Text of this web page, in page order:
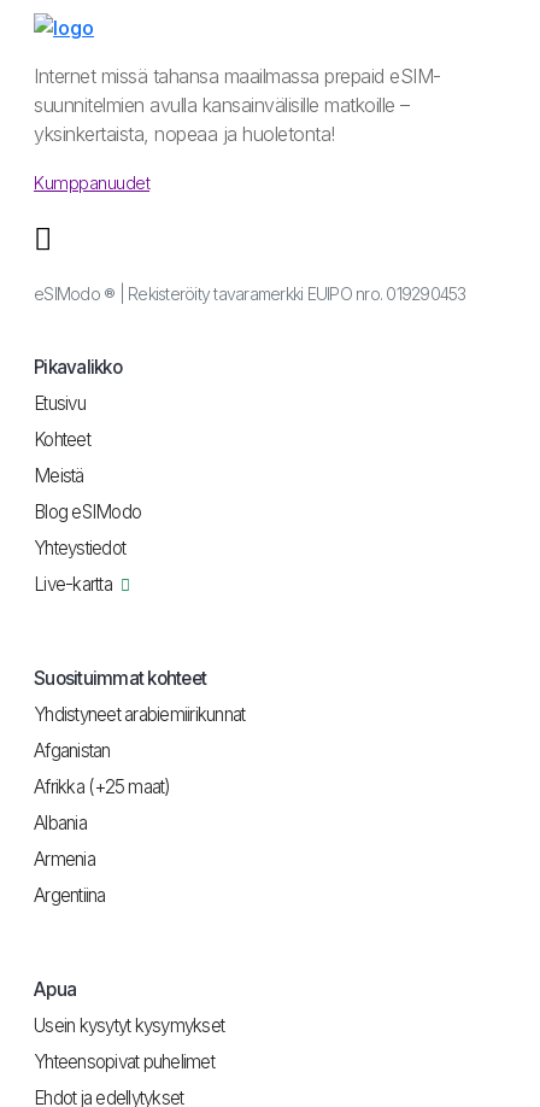
Internet missä tahansa maailmassa prepaid eSIM-
suunnitelmien avulla kansainvälisille matkoille –
yksinkertaista, nopeaa ja huoletonta!
Kumppanuudet
eSIModo ® | Rekisteröity tavaramerkki EUIPO nro. 019290453
Pikavalikko
Etusivu
Kohteet
Meistä
Blog eSIModo
Yhteystiedot
Live-kartta
Suosituimmat kohteet
Yhdistyneet arabiemiirikunnat
Afganistan
Afrikka (+25 maat)
Albania
Armenia
Argentiina
Apua
Usein kysytyt kysymykset
Yhteensopivat puhelimet
Ehdot ja edellytykset